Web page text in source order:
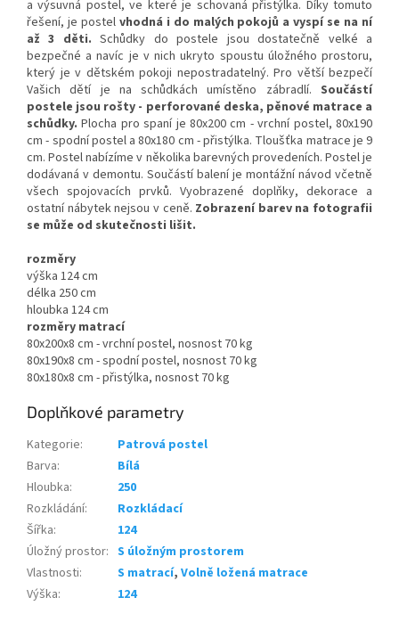
a výsuvná postel, ve které je schovaná přistýlka. Díky tomuto
řešení, je postelvhodná i do malých pokojů a vyspí se na ní
až 3 děti. Schůdky do postele jsou dostatečně velké a
bezpečné a navíc je v nich ukryto spoustu úložného prostoru,
který je v dětském pokoji nepostradatelný. Pro větší bezpečí
Vašich dětí je na schůdkách umístěno zábradlí. Součástí
postele jsou rošty - perforované deska, pěnové matrace a
schůdky.Plocha pro spaní je 80x200 cm - vrchní postel, 80x190
cm - spodní postel a 80x180 cm - přistýlka. Tloušťka matrace je 9
cm. Postel nabízíme v několika barevných provedeních. Postel je
dodávaná v demontu. Součástí balení je montážní návod včetně
všech spojovacích prvků. Vyobrazené doplňky, dekorace a
ostatní nábytek nejsou v ceně. Zobrazení barev na fotografii
se může od skutečnosti lišit.
rozměry
výška 124 cm
délka 250 cm
hloubka 124 cm
rozměry matrací
80x200x8 cm - vrchní postel, nosnost 70 kg
80x190x8 cm - spodní postel, nosnost 70 kg
80x180x8 cm - přistýlka, nosnost 70 kg
Doplňkové parametry
Kategorie:
Patrová postel
Barva:
Bílá
Hloubka:
250
Rozkládání:
Rozkládací
Šířka:
124
Úložný prostor: S úložným prostorem
Vlastnosti: S matrací, Volně ložená matrace
Výška: 124